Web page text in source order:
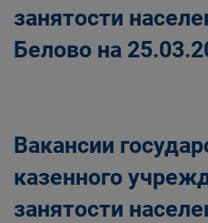
занятости
Белово на
Вакансии
казенного
занятости